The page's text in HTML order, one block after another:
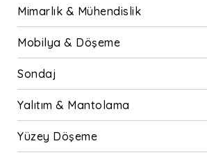
Mimarlık & Mühendislik
Mobilya & Döşeme
Sondaj
Yalıtım & Mantolama
Yüzey Döşeme